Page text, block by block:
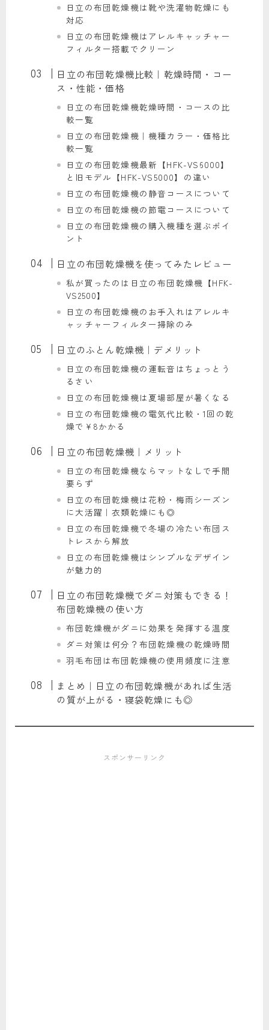
日立の布団乾燥機は靴や洗濯物乾燥にも
対応
日立の布団乾燥機はアレルキャッチャー
フィルター搭載でクリーン
日立の布団乾燥機比較｜乾燥時間・コー
ス・性能・価格
日立の布団乾燥機乾燥時間・コースの比
較一覧
日立の布団乾燥機｜機種カラー・価格比
較一覧
日立の布団乾燥機最新【HFK-VS6000】
と旧モデル【HFK-VS5000】の違い
日立の布団乾燥機の静音コースについて
日立の布団乾燥機の節電コースについて
日立の布団乾燥機の購入機種を選ぶポイ
ント
日立の布団乾燥機を使ってみたレビュー
私が買ったのは日立の布団乾燥機【HFK-
VS2500】
日立の布団乾燥機のお手入れはアレルキ
ャッチャーフィルター掃除のみ
日立のふとん乾燥機｜デメリット
日立の布団乾燥機の運転音はちょっとう
るさい
日立の布団乾燥機は夏場部屋が暑くなる
日立の布団乾燥機の電気代比較・1回の乾
燥で¥8かかる
日立の布団乾燥機｜メリット
日立の布団乾燥機ならマットなしで手間
要らず
日立の布団乾燥機は花粉・梅雨シーズン
に大活躍｜衣類乾燥にも◎
日立の布団乾燥機で冬場の冷たい布団ス
トレスから解放
日立の布団乾燥機はシンプルなデザイン
が魅力的
日立の布団乾燥機でダニ対策もできる！
布団乾燥機の使い方
布団乾燥機がダニに効果を発揮する温度
ダニ対策は何分？布団乾燥機の乾燥時間
羽毛布団は布団乾燥機の使用頻度に注意
まとめ｜日立の布団乾燥機があれば生活
の質が上がる・寝袋乾燥にも◎
スポンサーリンク